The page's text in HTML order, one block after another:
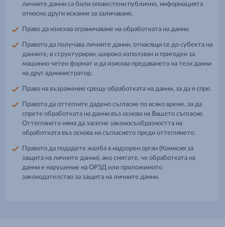
личните данни са били оповестени публично, информацията
относно други искания за заличаване.
Право да изисква ограничаване на обработката на данни.
Правото да получава личните данни, отнасящи се до субекта на
данните, в структуриран, широко използван и пригоден за
машинно четен формат и да изисква предаването на тези данни
на друг администратор.
Право на възражение срещу обработката на данни, за да я спре.
Правото да оттеглите дадено съгласие по всяко време, за да
спрете обработката на данни въз основа на Вашето съгласие.
Оттеглянето няма да засегне законосъобразността на
обработката въз основа на съгласието преди оттеглянето.
Правото да подадете жалба в надзорен орган (Комисия за
защита на личните данни), ако смятате, че обработката на
данни е нарушение на ОРЗД или приложимото
законодателство за защита на личните данни.